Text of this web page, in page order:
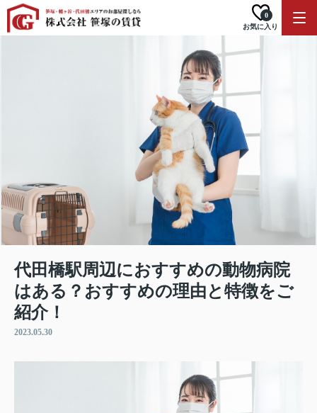
お気に入り
0
代田橋駅周辺におすすめの動物病院
はある？おすすめの理由と特徴をご
紹介！
2023.05.30